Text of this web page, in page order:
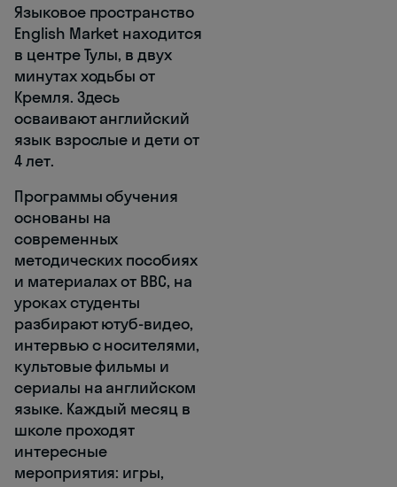
Языковое пространство
English Market находится
в центре Тулы, в двух
минутах ходьбы от
Кремля. Здесь
осваивают английский
язык взрослые и дети от
4 лет.
Программы обучения
основаны на
современных
методических пособиях
и материалах от ВВС, на
уроках студенты
разбирают ютуб-видео,
интервью с носителями,
культовые фильмы и
сериалы на английском
языке. Каждый месяц в
школе проходят
интересные
мероприятия: игры,